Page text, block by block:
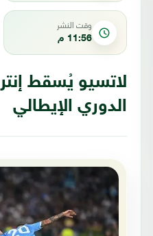
وقت النشر
11:56 م
لاتسيو يُسقط
الدوري الإيطالي